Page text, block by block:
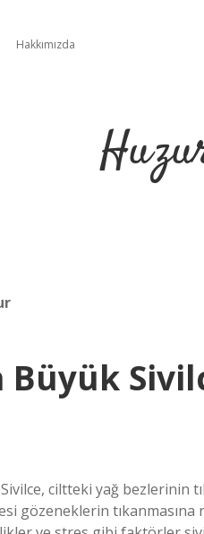
Hakkımızda
Büyük
ciltteki yağ bezlerinin
gözeneklerin tıkanmasına